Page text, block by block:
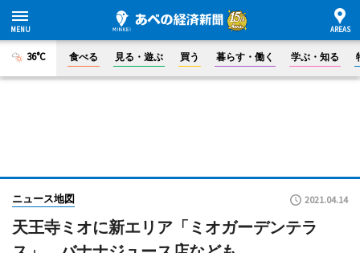
36°C 食べる 見る・遊ぶ 買う 暮らす・働く 学ぶ・知る
ニュース地図 2021.04.14
天王寺ミオに新エリア「ミオガーデンテラ